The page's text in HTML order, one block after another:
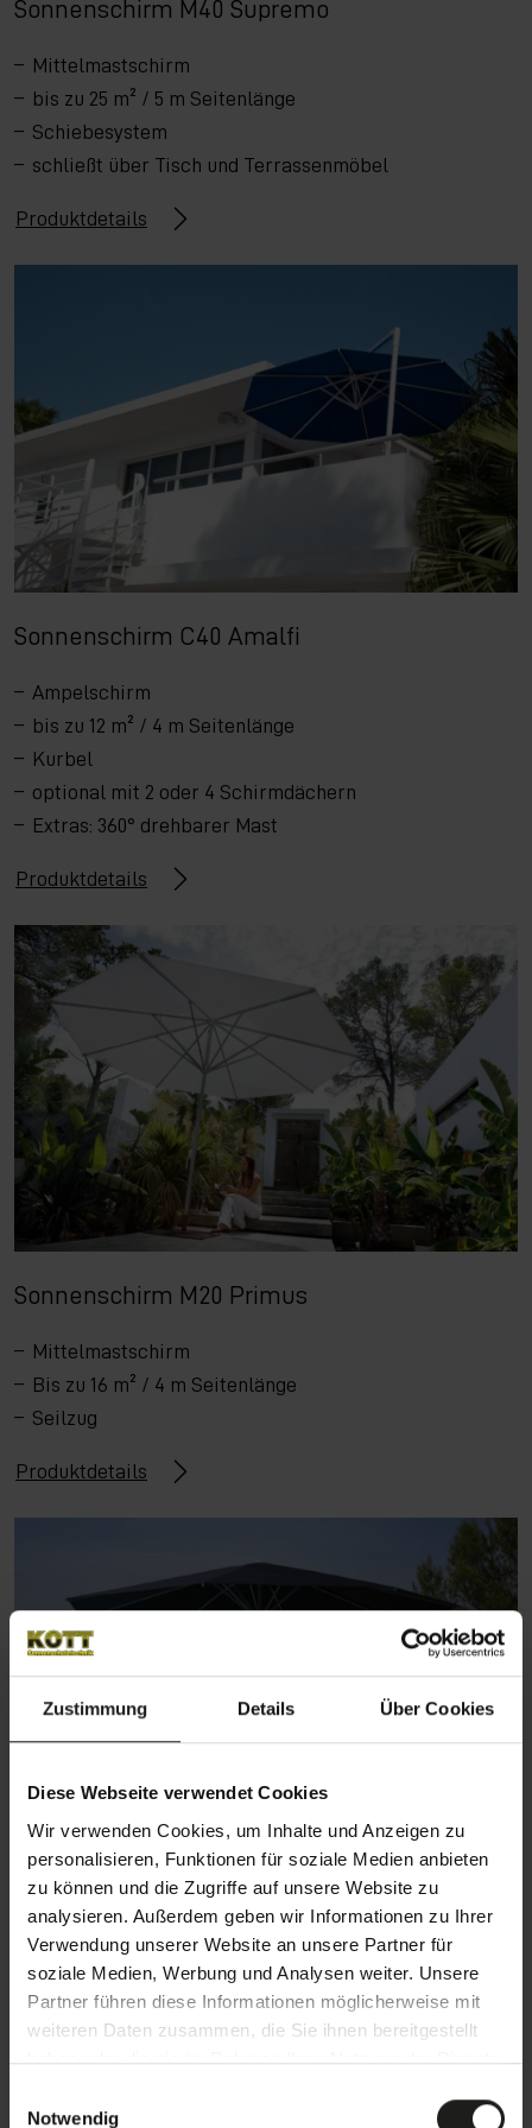
Zustimmung Details Über Cookies
Diese Webseite verwendet Cookies
Wir verwenden Cookies, um Inhalte und Anzeigen zu
personalisieren, Funktionen für soziale Medien anbieten
zu können und die Zugriffe auf unsere Website zu
analysieren. Außerdem geben wir Informationen zu Ihrer
Verwendung unserer Website an unsere Partner für
soziale Medien, Werbung und Analysen weiter. Unsere
Partner führen diese Informationen möglicherweise mit
weiteren Daten zusammen, die Sie ihnen bereitgestellt
haben oder die sie im Rahmen Ihrer Nutzung der Dienste
Notwendig
Sonnenschirm M40 Supremo
Mittelmastschirm
bis zu 25 m² / 5 m Seitenlänge
Schiebesystem
schließt über Tisch und Terrassenmöbel
Produktdetails
Sonnenschirm C40 Amalfi
Ampelschirm
bis zu 12 m² / 4 m Seitenlänge
Kurbel
optional mit 2 oder 4 Schirmdächern
Extras: 360° drehbarer Mast
Produktdetails
Sonnenschirm M20 Primus
Mittelmastschirm
Bis zu 16 m² / 4 m Seitenlänge
Seilzug
Produktdetails
Sonnenschirm M30 Samara
Mittelmastschirm
Bis zu 20 m² / 4,5 m Seitenlänge
Kurbel